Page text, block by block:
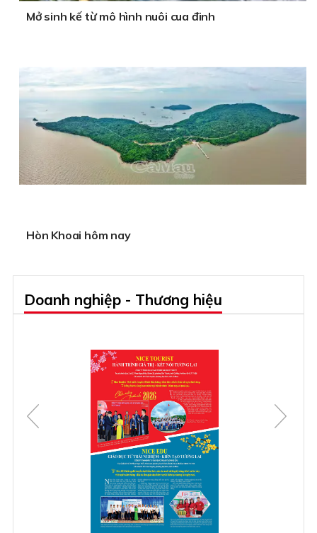
Mở sinh kế từ mô hình nuôi cua đinh
Hòn Khoai hôm nay
Doanh nghiệp - Thương hiệu